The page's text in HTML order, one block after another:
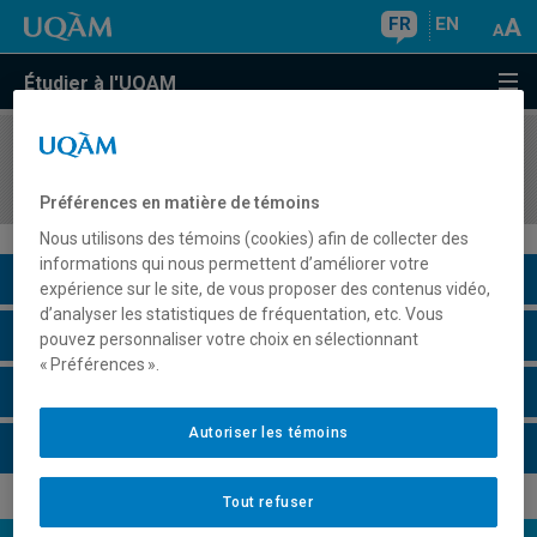
FR EN
Étudier à l'UQAM
COURS//
Description du cours
Horaire - Été 2026
Préférences en matière de témoins
Nous utilisons des témoins (cookies) afin de collecter des
informations qui nous permettent d’améliorer votre
expérience sur le site, de vous proposer des contenus vidéo,
d’analyser les statistiques de fréquentation, etc. Vous
pouvez personnaliser votre choix en sélectionnant
« Préférences ».
Tout refuser
Autoriser les témoins